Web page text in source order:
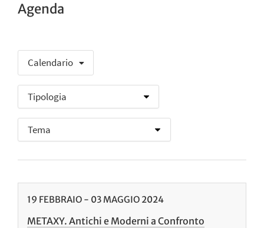
Agenda
Calendario
19 FEBBRAIO - 03 MAGGIO 2024
METAXY. Antichi e Moderni a Confronto